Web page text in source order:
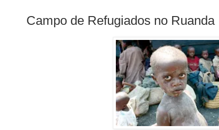
Campo de Refugiados no Ruanda